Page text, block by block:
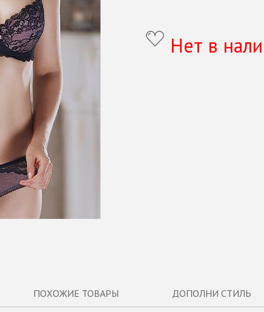
Нет в
ПОХОЖИЕ ТОВАРЫ ДОПОЛНИ СТИЛЬ